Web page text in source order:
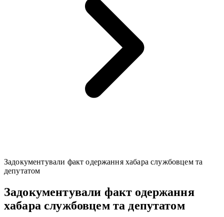
Задокументували факт одержання хабара службовцем та
депутатом
Задокументували факт одержання
хабара службовцем та депутатом